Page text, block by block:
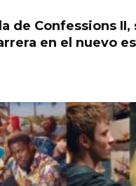
de Confessions II,
en el nuevo